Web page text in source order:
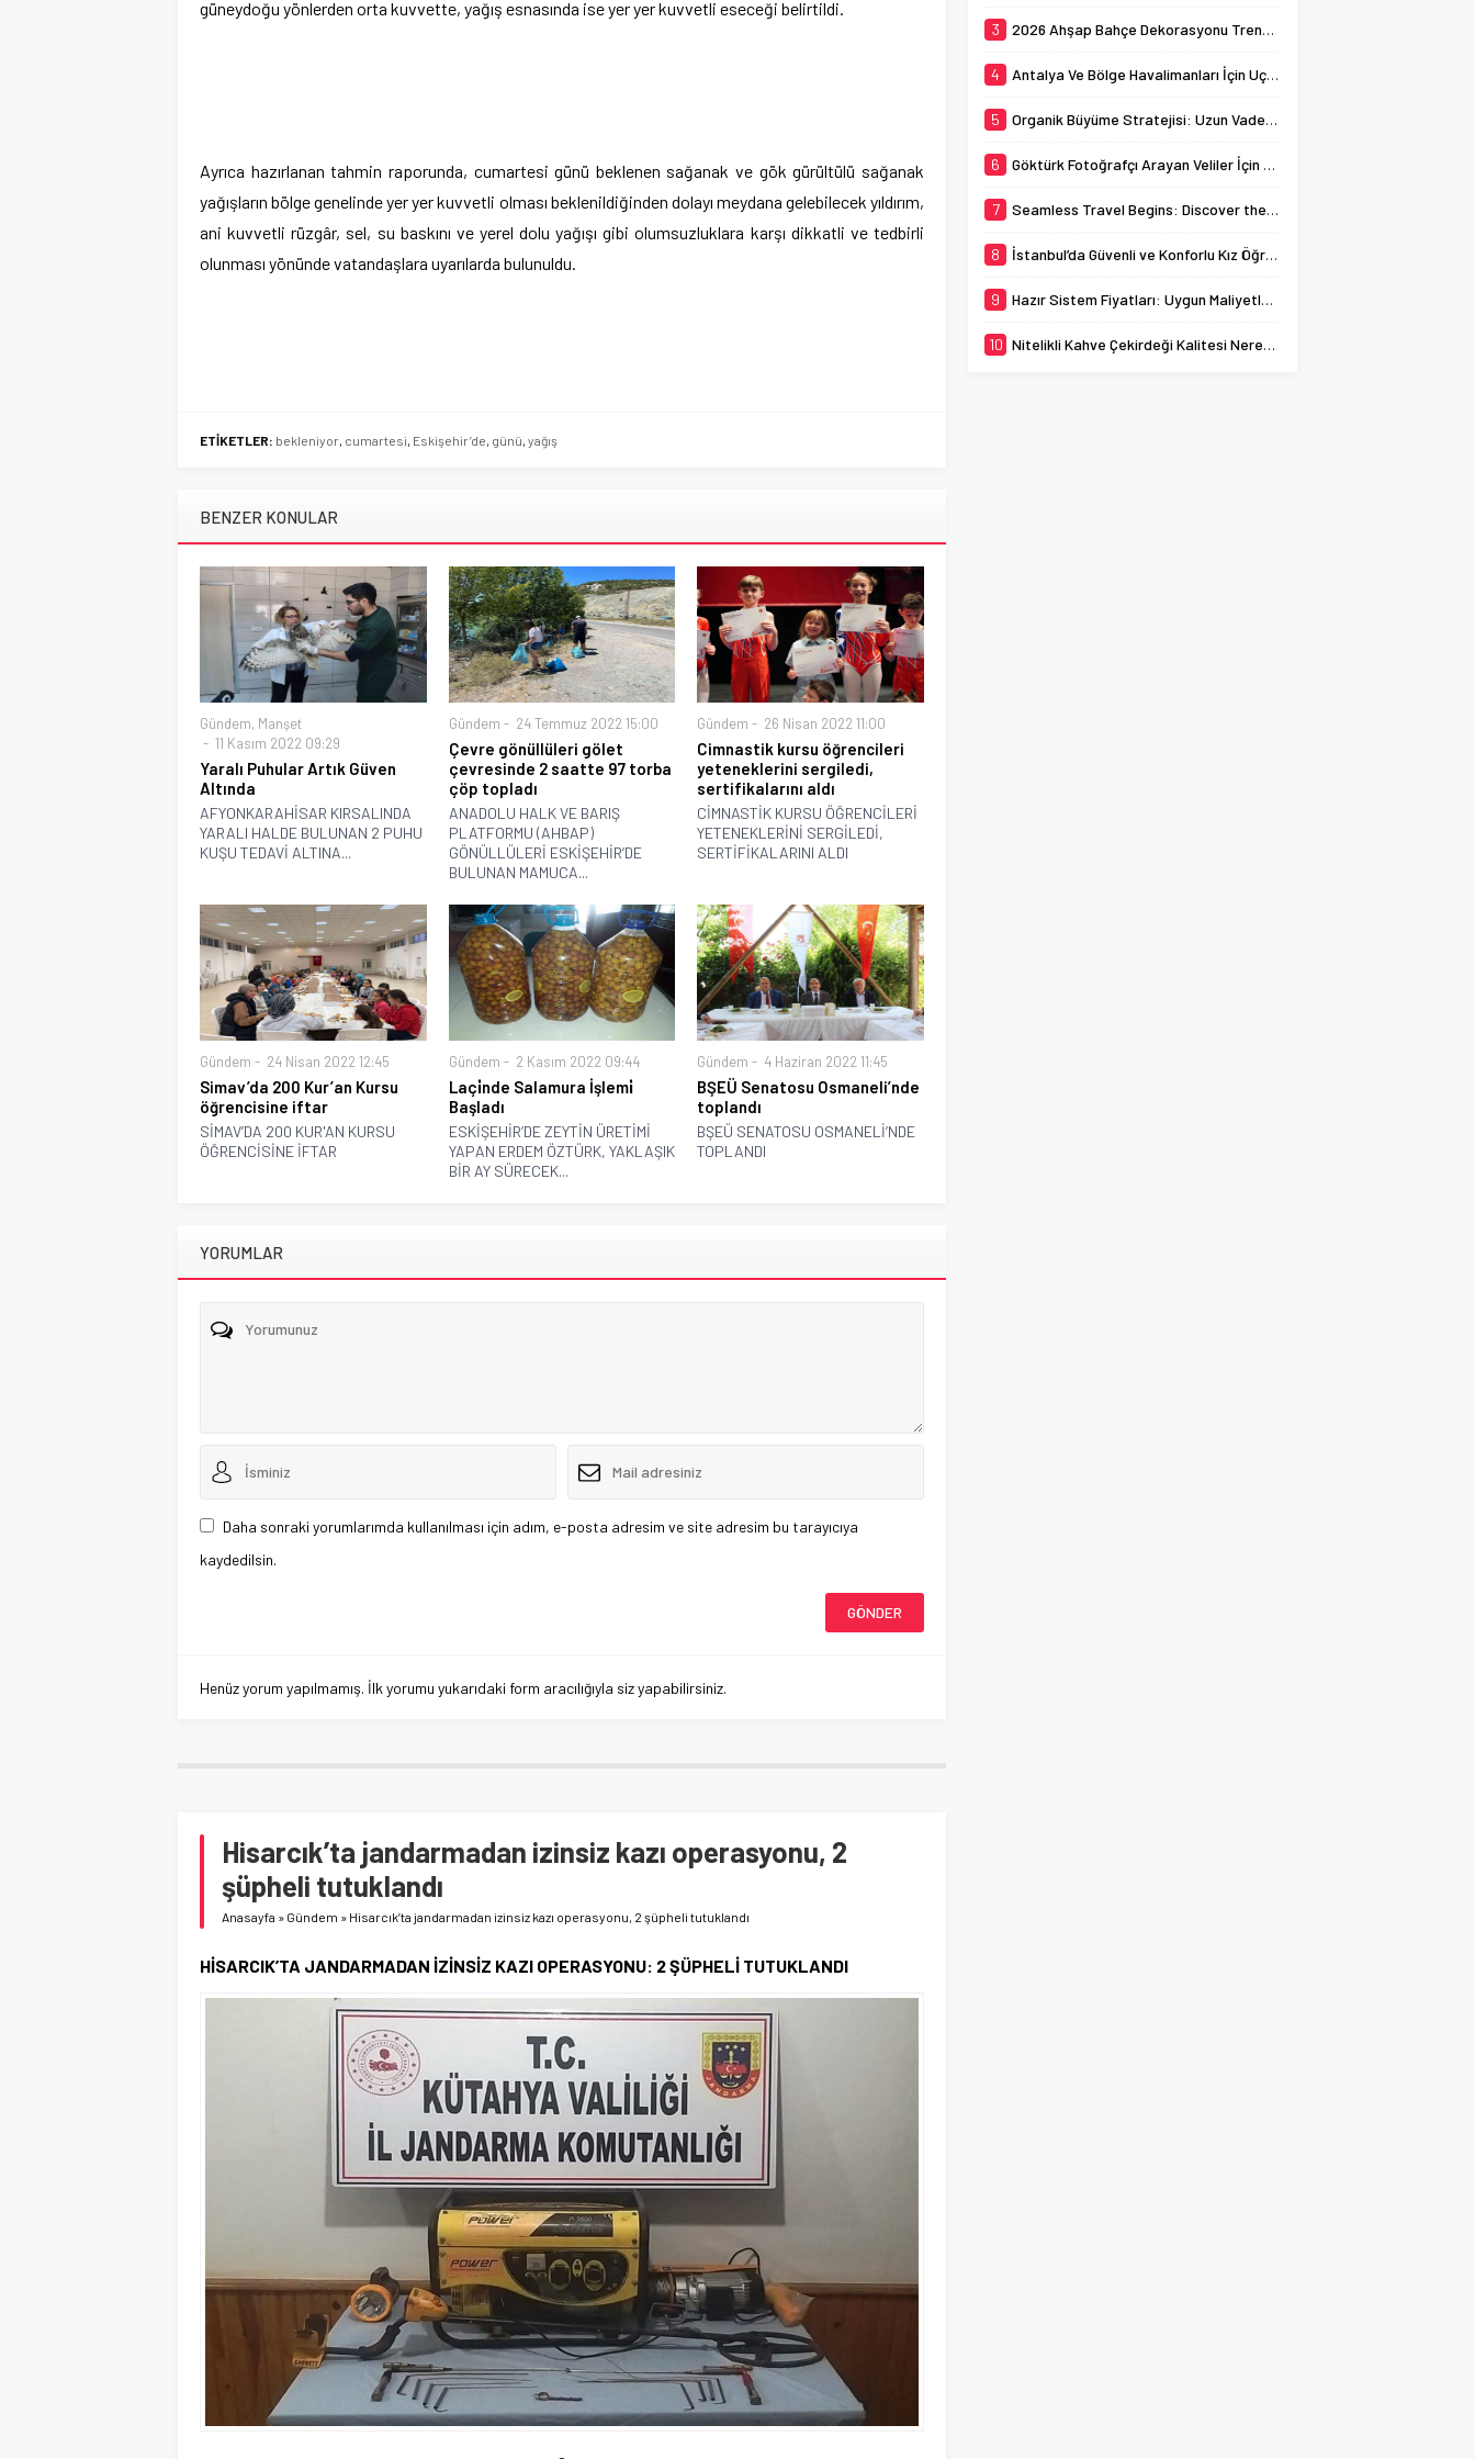
güneydoğu yönlerden orta kuvvette, yağış esnasında ise yer yer kuvvetli eseceği belirtildi.
Ayrıca hazırlanan tahmin raporunda, cumartesi günü beklenen sağanak ve gök gürültülü sağanak
yağışların bölge genelinde yer yer kuvvetli olması beklenildiğinden dolayı meydana gelebilecek yıldırım,
ani kuvvetli rüzgâr, sel, su baskını ve yerel dolu yağışı gibi olumsuzluklara karşı dikkatli ve tedbirli
olunması yönünde vatandaşlara uyarılarda bulunuldu.
ETİKETLER: bekleniyor, cumartesi, Eskişehir’de, günü, yağış
BENZER KONULAR
Gündem, Manşet
11 Kasım 2022 09:29
Yaralı Puhular Artık Güven
Altında
AFYONKARAHİSAR KIRSALINDA
YARALI HALDE BULUNAN 2 PUHU
KUŞU TEDAVİ ALTINA...
Gündem 24 Temmuz 2022 15:00
Çevre gönüllüleri gölet
çevresinde 2 saatte 97 torba
çöp topladı
ANADOLU HALK VE BARIŞ
PLATFORMU (AHBAP)
GÖNÜLLÜLERİ ESKİŞEHİR’DE
BULUNAN MAMUCA...
Gündem 26 Nisan 2022 11:00
Cimnastik kursu öğrencileri
yeteneklerini sergiledi,
sertifikalarını aldı
CİMNASTİK KURSU ÖĞRENCİLERİ
YETENEKLERİNİ SERGİLEDİ,
SERTİFİKALARINI ALDI
Gündem 24 Nisan 2022 12:45
Simav’da 200 Kur’an Kursu
öğrencisine iftar
SİMAV’DA 200 KUR'AN KURSU
ÖĞRENCİSİNE İFTAR
Gündem 2 Kasım 2022 09:44
Laçi̇nde Salamura İşlemi̇
Başladı
ESKİŞEHİR’DE ZEYTİN ÜRETİMİ
YAPAN ERDEM ÖZTÜRK, YAKLAŞIK
BİR AY SÜRECEK...
Gündem 4 Haziran 2022 11:45
BŞEÜ Senatosu Osmaneli’nde
toplandı
BŞEÜ SENATOSU OSMANELİ’NDE
TOPLANDI
YORUMLAR
Daha sonraki yorumlarımda kullanılması için adım, e-posta adresim ve site adresim bu tarayıcıya
kaydedilsin.
Henüz yorum yapılmamış. İlk yorumu yukarıdaki form aracılığıyla siz yapabilirsiniz.
Hisarcık’ta jandarmadan izinsiz kazı operasyonu, 2
şüpheli tutuklandı
Anasayfa » Gündem » Hisarcık’ta jandarmadan izinsiz kazı operasyonu, 2 şüpheli tutuklandı
HİSARCIK’TA JANDARMADAN İZİNSİZ KAZI OPERASYONU: 2 ŞÜPHELİ TUTUKLANDI
sometimes...
Bu bağlamda, İstanbul
kadınların...
3 2026 Ahşap Bahçe Dekorasyonu Trendleri: Doğal ve Modern Tasarım Önerileri
4 Antalya Ve Bölge Havalimanları İçin Uçak Radarı
5 Organik Büyüme Stratejisi: Uzun Vadede Sosyal Medya Başarısı Nasıl Sağlanır?
6 Göktürk Fotoğrafçı Arayan Veliler İçin Okul Kaydı Fotoğrafı Hazırlık Listesi
7 Seamless Travel Begins: Discover the Convenience of Istanbul Transfer Services
8 İstanbul’da Güvenli ve Konforlu Kız Öğrenci Yurtları
9 Hazır Sistem Fiyatları: Uygun Maliyetlerle Verimlilik Sağlayın
10 Nitelikli Kahve Çekirdeği Kalitesi Nereden Anlaşılır?